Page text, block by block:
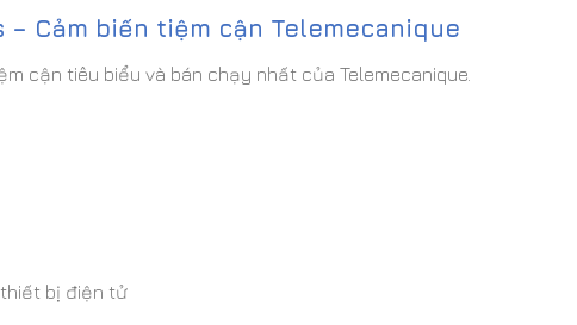
– Cảm biến tiệm cận Telemecanique
cận tiêu biểu và bán chạy nhất của Telemecanique.
bị điện tử